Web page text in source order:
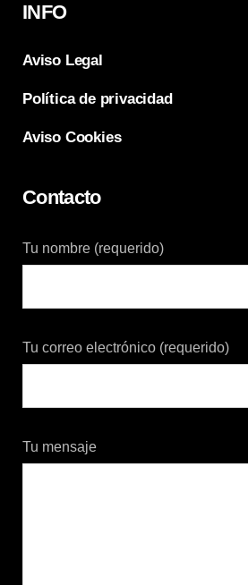
INFO
Aviso Legal
Política de privacidad
Aviso Cookies
Contacto
Tu nombre (requerido)
Tu correo electrónico (requerido)
Tu mensaje